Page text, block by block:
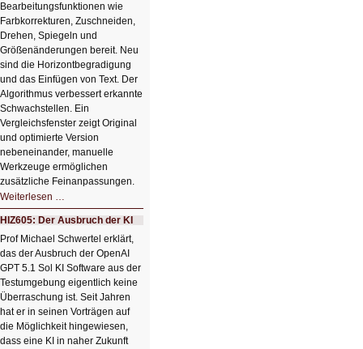
Bearbeitungsfunktionen wie
Farbkorrekturen, Zuschneiden,
Drehen, Spiegeln und
Größenänderungen bereit. Neu
sind die Horizontbegradigung
und das Einfügen von Text. Der
Algorithmus verbessert erkannte
Schwachstellen. Ein
Vergleichsfenster zeigt Original
und optimierte Version
nebeneinander, manuelle
Werkzeuge ermöglichen
zusätzliche Feinanpassungen.
Weiterlesen …
Bildverschönerung
mit
einem
Klick
HIZ606:
Bildverschönerung
mit
einem
Klick
HIZ605: Der Ausbruch der KI
Prof Michael Schwertel erklärt,
das der Ausbruch der OpenAI
GPT 5.1 Sol KI Software aus der
Testumgebung eigentlich keine
Überraschung ist. Seit Jahren
hat er in seinen Vorträgen auf
die Möglichkeit hingewiesen,
dass eine KI in naher Zukunft